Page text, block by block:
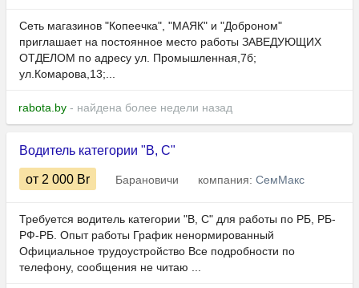
Сеть магазинов "Копеечка", "МАЯК" и "Доброном"
приглашает на постоянное место работы ЗАВЕДУЮЩИХ
ОТДЕЛОМ по адресу ул. Промышленная,7б;
ул.Комарова,13;...
rabota.by - найдена более недели назад
Водитель категории "В, С"
от 2 000 Br Барановичи компания: СемМакс
Требуется водитель категории "В, С" для работы по РБ, РБ-
РФ-РБ. Опыт работы График ненормированный
Официальное трудоустройство Все подробности по
телефону, сообщения не читаю ...